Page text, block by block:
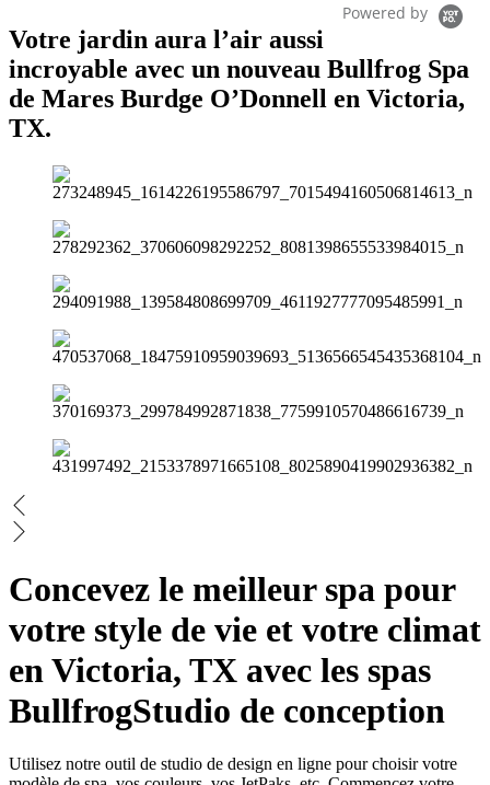
Powered by
Votre jardin aura l’air aussi
incroyable avec un nouveau Bullfrog Spa
de Mares Burdge O’Donnell en Victoria,
TX.
Concevez le meilleur spa pour
votre style de vie et votre climat
en Victoria, TX avec les spas
BullfrogStudio de conception
Utilisez notre outil de studio de design en ligne pour choisir votre